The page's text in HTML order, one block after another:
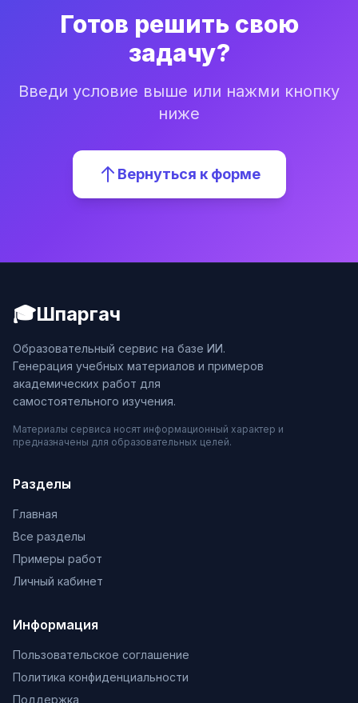
Готов решить свою
задачу?
Введи условие выше или нажми кнопку
ниже
Вернуться к форме
🎓Шпаргач
Образовательный сервис на базе ИИ.
Генерация учебных материалов и примеров
академических работ для
самостоятельного изучения.
Материалы сервиса носят информационный характер и
предназначены для образовательных целей.
Разделы
Главная
Все разделы
Примеры работ
Личный кабинет
Информация
Пользовательское соглашение
Политика конфиденциальности
Поддержка